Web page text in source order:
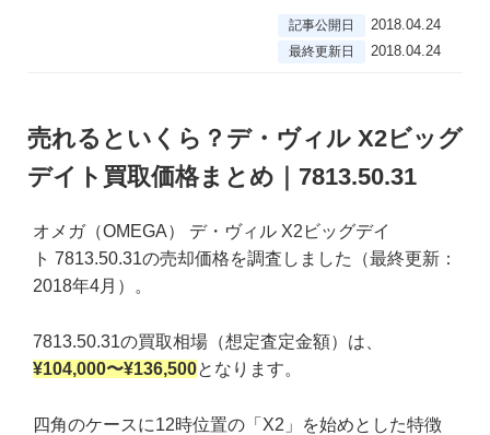
記事公開日 2018.04.24
最終更新日 2018.04.24
売れるといくら？デ・ヴィル X2ビッグ
デイト買取価格まとめ｜7813.50.31
オメガ（OMEGA） デ・ヴィル X2ビッグデイ
ト 7813.50.31の売却価格を調査しました（最終更新：
2018年4月）。
7813.50.31の買取相場（想定査定金額）は、
¥104,000〜¥136,500となります。
四角のケースに12時位置の「X2」を始めとした特徴